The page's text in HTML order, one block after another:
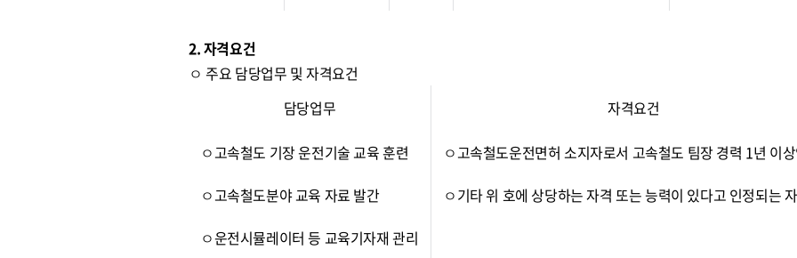
2. 자격요건
ㅇ 주요 담당업무 및 자격요건
담당업무
자격요건
ㅇ고속철도 기장 운전기술 교육 훈련
ㅇ고속철도분야 교육 자료 발간
ㅇ운전시뮬레이터 등 교육기자재 관리
ㅇ고속철도운전면허 소지자로서 고속철도 팀장 경력 1년 이
ㅇ기타 위 호에 상당하는 자격 또는 능력이 있다고 인정되는 자